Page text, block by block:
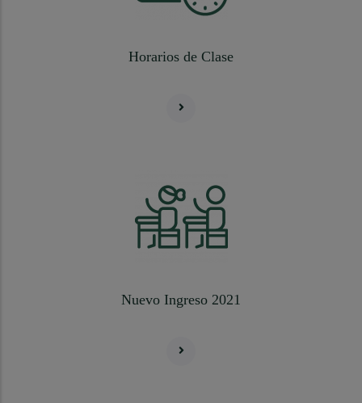
Horarios de Clase
Nuevo Ingreso 2021